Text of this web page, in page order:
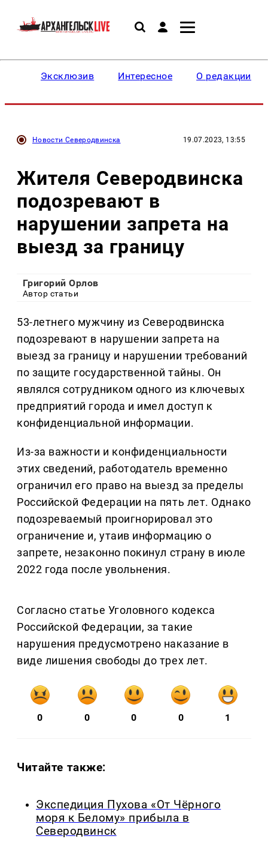
Эксклюзив Интересное О редакции
Новости Северодвинска 19.07.2023, 13:55
Жителя Северодвинска
подозревают в
нарушении запрета на
выезд за границу
Григорий Орлов
Автор статьи
53-летнего мужчину из Северодвинска
подозревают в нарушении запрета на
выезд за границу и нарушении требований
по защите государственной тайны. Он
являлся сотрудником одного из ключевых
предприятий города и имел доступ к
конфиденциальной информации.
Из-за важности и конфиденциальности
этих сведений, работодатель временно
ограничил его право на выезд за пределы
Российской Федерации на пять лет. Однако
подозреваемый проигнорировал это
ограничение и, утаив информацию о
запрете, незаконно покинул страну в июле
2022 года после увольнения.
Согласно статье Уголовного кодекса
Российской Федерации, за такие
нарушения предусмотрено наказание в
виде лишения свободы до трех лет.
0 0 0 0 1
Читайте также:
Экспедиция Пухова «От Чёрного
моря к Белому» прибыла в
Северодвинск